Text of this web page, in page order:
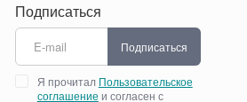
Подписаться
Подписаться
Я прочитал Пользовательское
соглашение и согласен с